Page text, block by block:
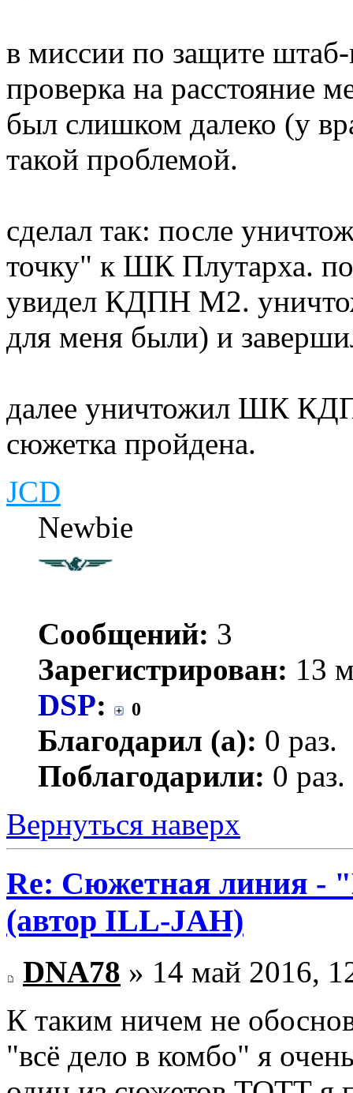
в миссии по защите
проверка на расстояние
был слишком далеко (у
такой проблемой.
сделал так: после
точку" к ШК Плутарха.
увидел КДПН М2.
для меня были) и
далее уничтожил ШК
сюжетка пройдена.
JCD
Newbie
Сообщений: 3
Зарегистрирован: 13
DSP: 0
Благодарил (а): 0 раз.
Поблагодарили: 0 раз.
Вернуться наверх
Re: Сюжетная линия -
(автор ILL-JAH)
DNA78 » 14 май 2016,
К таким ничем не
"всё дело в комбо" я